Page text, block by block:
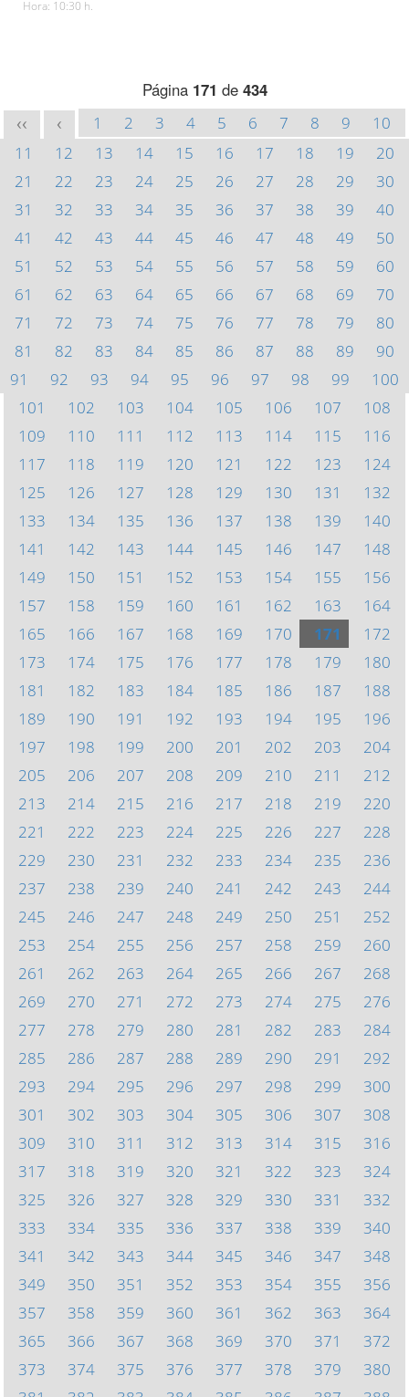
Hora: 10:30 h.
Página 171 de 434
<< < 1 2 3 4 5 6 7 8 9
10
11
12 13 14 15 16 17 18 19
20
21
22 23 24 25 26 27 28 29
30
31
32 33 34 35 36 37 38 39
40
41
42 43 44 45 46 47 48 49
50
51
52 53 54 55 56 57 58 59
60
61
62 63 64 65 66 67 68 69
70
71
72 73 74 75 76 77 78 79
80
81
82 83 84 85 86 87 88 89
90
91
92 93 94 95 96 97 98 99
100
101
102 103 104 105 106 107
108
109
110 111 112 113 114 115
116
117
118 119 120 121 122 123
124
125
126 127 128 129 130 131
132
133
134 135 136 137 138 139
140
141
142 143 144 145 146 147
148
149
150 151 152 153 154 155
156
157
158 159 160 161 162 163
164
165
166 167 168 169 170 171
172
173
174 175 176 177 178 179
180
181
182 183 184 185 186 187
188
189
190 191 192 193 194 195
196
197
198 199 200 201 202 203
204
205
206 207 208 209 210 211
212
213
214 215 216 217 218 219
220
221
222 223 224 225 226 227
228
229
230 231 232 233 234 235
236
237
238 239 240 241 242 243
244
245
246 247 248 249 250 251
252
253
254 255 256 257 258 259
260
261
262 263 264 265 266 267
268
269
270 271 272 273 274 275
276
277
278 279 280 281 282 283
284
285
286 287 288 289 290 291
292
293
294 295 296 297 298 299
300
301
302 303 304 305 306 307
308
309
310 311 312 313 314 315
316
317
318 319 320 321 322 323
324
325
326 327 328 329 330 331
332
333
334 335 336 337 338 339
340
341
342 343 344 345 346 347
348
349
350 351 352 353 354 355
356
357
358 359 360 361 362 363
364
365
366 367 368 369 370 371
372
373
374 375 376 377 378 379
380